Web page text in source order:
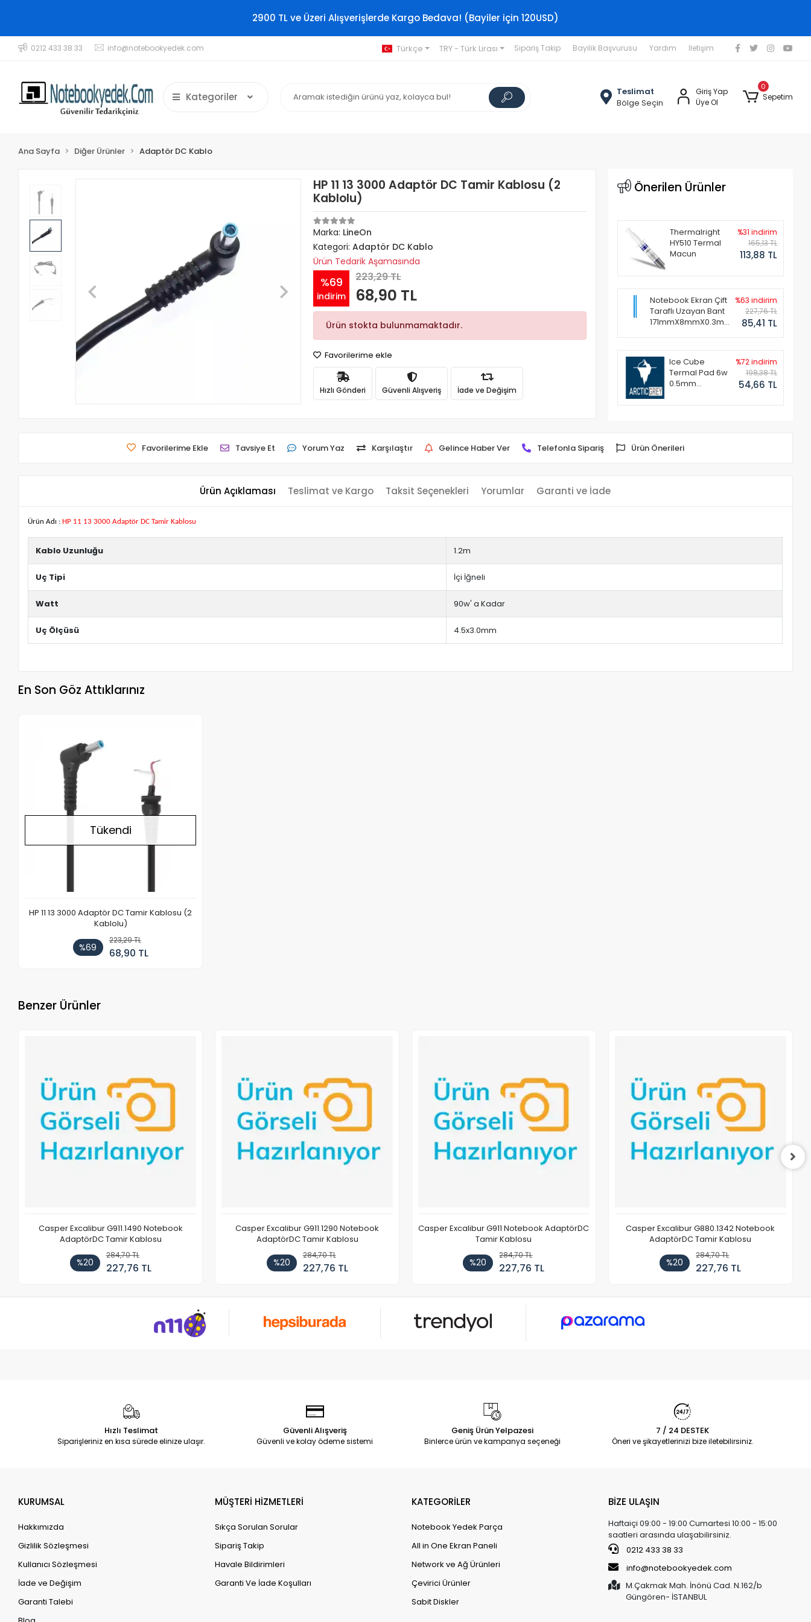
2900 TL ve Üzeri Alışverişlerde Kargo Bedava! (Bayiler için 120USD)
0212 433 38 33 info@notebookyedek.com Türkçe TRY - Türk Lirası Sipariş Takip Bayilik Başvurusu Yardım İletişim
Kategoriler
Teslimat
Bölge Seçin
Giriş Yap
Üye Ol
0
Sepetim
Ana Sayfa Diğer Ürünler Adaptör DC Kablo
HP 11 13 3000 Adaptör DC Tamir Kablosu (2
Kablolu)
Marka: LineOn
Kategori:Adaptör DC Kablo
Ürün Tedarik Aşamasında
%69
indirim
223,29 TL
68,90 TL
Ürün stokta bulunmamaktadır.
Favorilerime ekle
Hızlı Gönderi Güvenli Alışveriş İade ve Değişim
Önerilen Ürünler
Thermalright
HY510 Termal
Macun
%31 indirim
165,13 TL
113,88 TL
Notebook Ekran Çift
Taraflı Uzayan Bant
171mmX8mmX0.3mm
%63 indirim
227,76 TL
85,41 TL
Ice Cube
Termal Pad 6w
0.5mm
%72 indirim
198,38 TL
54,66 TL
Favorilerime Ekle Tavsiye Et Yorum Yaz Karşılaştır Gelince Haber Ver Telefonla Sipariş Ürün Önerileri
Ürün Açıklaması Teslimat ve Kargo Taksit Seçenekleri Yorumlar Garanti ve İade
Ürün Adı : HP 11 13 3000 Adaptör DC Tamir Kablosu
Kablo Uzunluğu 1.2m
Uç Tipi İçi İğneli
Watt 90w' a Kadar
Uç Ölçüsü 4.5x3.0mm
En Son Göz Attıklarınız
Tükendi
HP 11 13 3000 Adaptör DC Tamir Kablosu (2
Kablolu)
%69
223,29 TL
68,90 TL
Benzer Ürünler
Casper Excalibur G911.1490 Notebook
AdaptörDC Tamir Kablosu
%20
284,70 TL
227,76 TL
Casper Excalibur G911.1290 Notebook
AdaptörDC Tamir Kablosu
%20
284,70 TL
227,76 TL
Casper Excalibur G911 Notebook AdaptörDC
Tamir Kablosu
%20
284,70 TL
227,76 TL
Casper Excalibur G880.1342 Notebook
AdaptörDC Tamir Kablosu
%20
284,70 TL
227,76 TL
Hızlı Teslimat
Siparişleriniz en kısa sürede elinize ulaşır.
Güvenli Alışveriş
Güvenli ve kolay ödeme sistemi
Geniş Ürün Yelpazesi
Binlerce ürün ve kampanya seçeneği
7 / 24 DESTEK
Öneri ve şikayetlerinizi bize iletebilirsiniz.
KURUMSAL
Hakkımızda
Gizlilik Sözleşmesi
Kullanıcı Sözleşmesi
İade ve Değişim
Garanti Talebi
MÜŞTERİ HİZMETLERİ
Sıkça Sorulan Sorular
Sipariş Takip
Havale Bildirimleri
Garanti Ve İade Koşulları
KATEGORİLER
Notebook Yedek Parça
All in One Ekran Paneli
Network ve Ağ Ürünleri
Çevirici Ürünler
Sabit Diskler
BİZE ULAŞIN
Haftaiçi 09:00 - 19:00 Cumartesi 10:00 - 15:00
saatleri arasında ulaşabilirsiniz.
0212 433 38 33
info@notebookyedek.com
M.Çakmak Mah. İnönü Cad. N.162/b
Güngören- İSTANBUL